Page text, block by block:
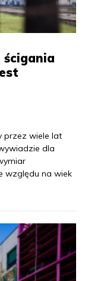
przez wiele lat
dla
względu na wiek